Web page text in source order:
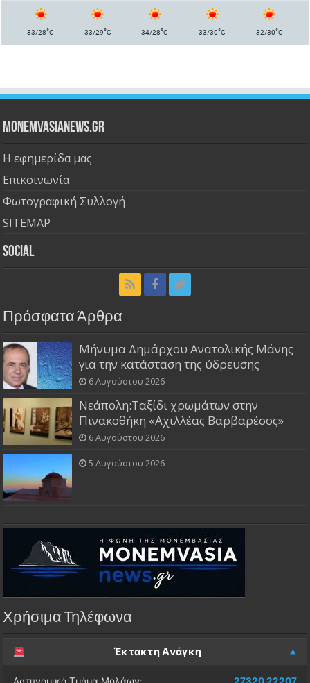
33/28°C 33/29°C 34/28°C 33/30°C 32/30°C
Monemvasianews.gr
Η εφημερίδα μας
Επικοινωνία
Φωτογραφική Συλλογή
SITEMAP
Social
Πρόσφατα Άρθρα
Μήνυμα Δημάρχου Ανατολικής Μάνης
για την κατάσταση της ύδρευσης
6 Αυγούστου 2026
Νεάπολη:Ταξίδι χρωμάτων στην
Πινακοθήκη «Αχιλλέας Βαρβαρέσος»
6 Αυγούστου 2026
5 Αυγούστου 2026
Χρήσιμα Τηλέφωνα
Έκτακτη Ανάγκη